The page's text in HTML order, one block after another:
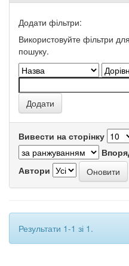
Додати фільтри:
Використовуйте фільтри
пошуку.
Вивести на сторінку
Автори
Результати 1-1 зі 1.